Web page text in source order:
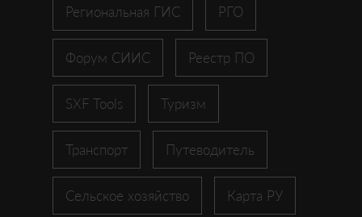
Региональная ГИС РГО
Форум СИИС Реестр ПО
SXF Tools Туризм
Транспорт Путеводитель
Сельское хозяйство Карта РУ